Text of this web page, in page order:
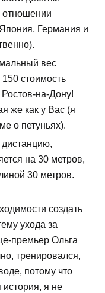
Германия и
вес
стоимость
на-Дону!
же как у Вас (я
о петуньях).
на 30 метров,
30 метров.
создать
ухода за
премьер Ольга
тренировался,
потому что
я не